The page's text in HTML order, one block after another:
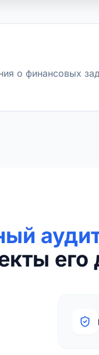
о финансовых
его